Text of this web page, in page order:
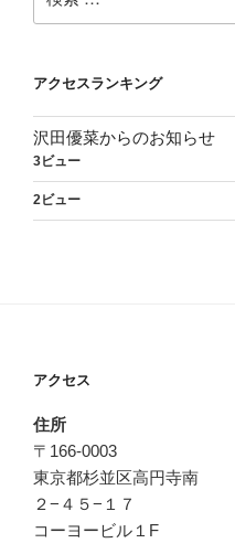
索:
アクセスランキング
沢田優菜からのお知らせ
3ビュー
2ビュー
アクセス
住所
〒166-0003
東京都杉並区高円寺南
２−４５−１７
コーヨービル１F